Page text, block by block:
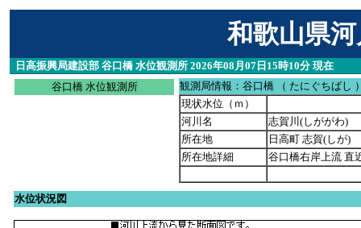
和歌山県
日高振興局建設部 谷口橋 水位観測所 2026年08月07日15時10分 現在
谷口橋 水位観測所
観測局情報：谷口橋 （ たにぐちばし
現状水位（ｍ）
河川名
志賀川(しががわ)
所在地
日高町 志賀(しが)
所在地詳細
谷口橋右岸上流 直
水位状況図